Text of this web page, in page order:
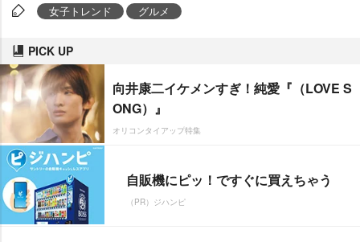
女子トレンド グルメ
PICK UP
向井康二イケメンすぎ！純愛『（LOVE S
ONG）』
オリコンタイアップ特集
自販機にピッ！ですぐに買えちゃう
（PR）ジハンピ